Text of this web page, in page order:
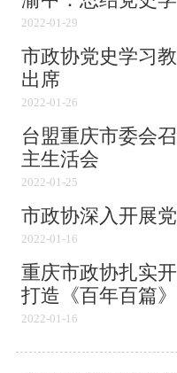
2022-01-29
市政协党史学习
出席
2022-01-26
台盟重庆市委会
主生活会
2022-01-25
市政协深入开展
2022-01-16
重庆市政协扎实
打造《百年百篇
2022-01-16